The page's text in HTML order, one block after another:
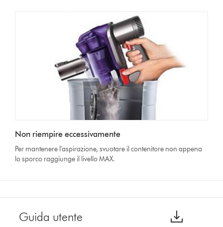
Non riempire eccessivamente
Per mantenere l'aspirazione, svuotare il contenitore non appena
lo sporco raggiunge il livello MAX.
Guida utente